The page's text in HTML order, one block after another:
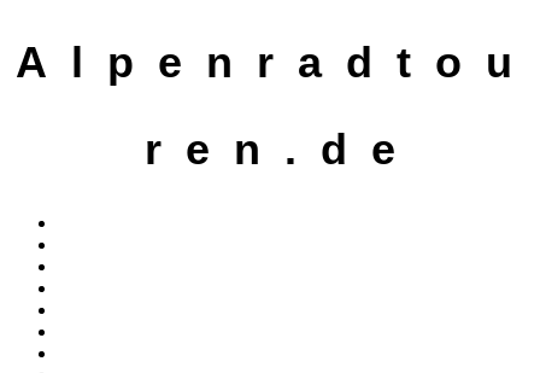
A l p e n r a d t o u
r e n . d e